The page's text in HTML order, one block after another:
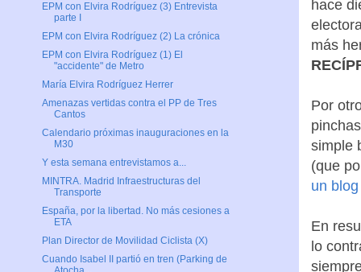
Como
hace
Por
simple
un blog
EPM con Elvira Rodríguez (3) Entrevista
parte I
EPM con Elvira Rodríguez (2) La crónica
EPM con Elvira Rodríguez (1) El
"accidente" de Metro
María Elvira Rodríguez Herrer
Amenazas vertidas contra el PP de Tres
Cantos
Calendario próximas inauguraciones en la
M30
Y esta semana entrevistamos a...
MINTRA. Madrid Infraestructuras del
Transporte
España, por la libertad. No más cesiones a
ETA
Plan Director de Movilidad Ciclista (X)
Cuando Isabel II partió en tren (Parking de